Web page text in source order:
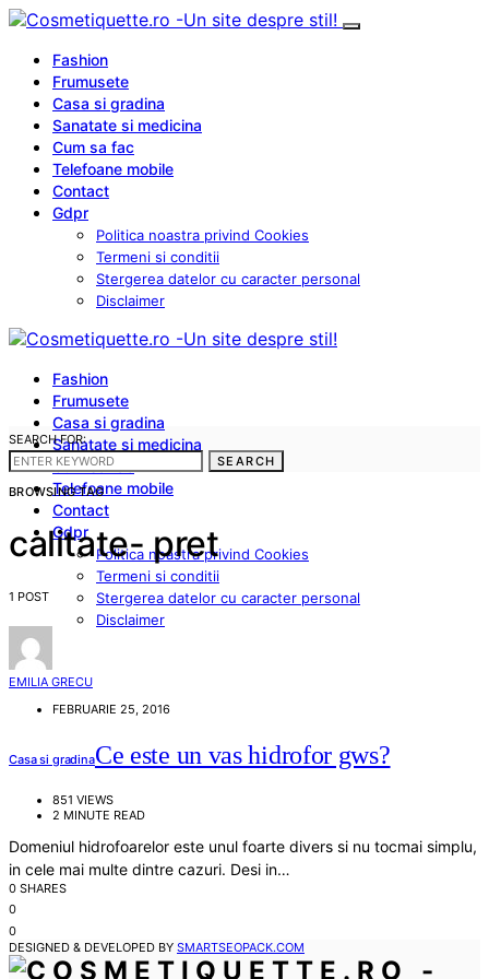
Fashion
Frumusete
Casa si gradina
Sanatate si medicina
Cum sa fac
Telefoane mobile
Contact
Gdpr
Politica noastra privind Cookies
Termeni si conditii
Stergerea datelor cu caracter personal
Disclaimer
Fashion
Frumusete
Casa si gradina
Sanatate si medicina
Cum sa fac
Telefoane mobile
Contact
Gdpr
Politica noastra privind Cookies
Termeni si conditii
Stergerea datelor cu caracter personal
Disclaimer
SEARCH FOR:
SEARCH
BROWSING TAG
calitate- pret
1 POST
EMILIA GRECU
FEBRUARIE 25, 2016
Casa si gradinaCe este un vas hidrofor gws?
851 VIEWS
2 MINUTE READ
Domeniul hidrofoarelor este unul foarte divers si nu tocmai simplu,
in cele mai multe dintre cazuri. Desi in…
0 SHARES
0
0
DESIGNED & DEVELOPED BY SMARTSEOPACK.COM